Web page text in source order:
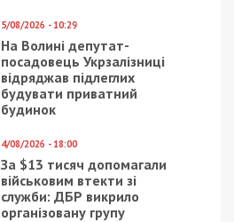
5/08/2026 - 10:29
На Волині депутат-
посадовець Укрзалізниці
відряджав підлеглих
будувати приватний
будинок
4/08/2026 - 18:00
За $13 тисяч допомагали
військовим втекти зі
служби: ДБР викрило
організовану групу